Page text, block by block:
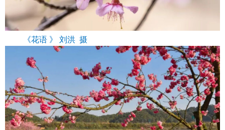
《花语 》 刘洪 摄